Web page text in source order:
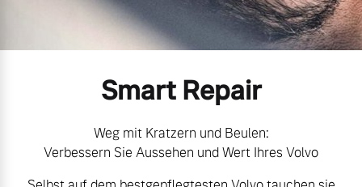
Geschäftskunden
Volvo Gebrauchtwagenbörse
Aktuelle Zubehörangebote
Kontakt und Anfahrt
Smart Repair
Weg mit Kratzern und Beulen:
Verbessern Sie Aussehen und Wert Ihres Volvo